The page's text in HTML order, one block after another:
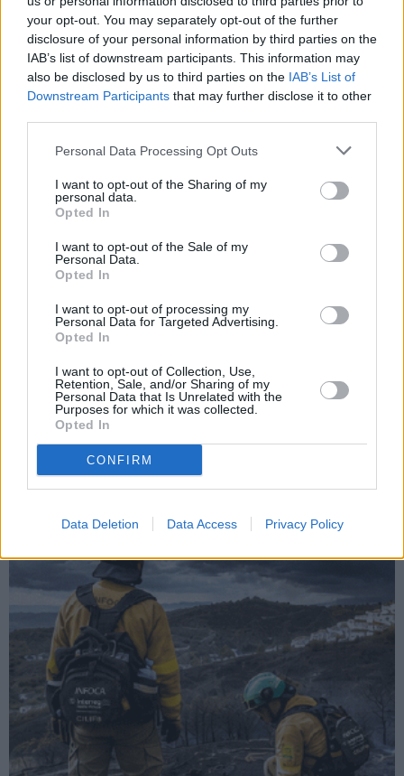
your opt-out. You may separately opt-out of the further
disclosure of your personal information by third parties on the
IAB’s list of downstream participants. This information may
also be disclosed by us to third parties on the IAB’s List of
Downstream Participants that may further disclose it to other
Personal Data Processing Opt Outs
I want to opt-out of the Sharing of my
personal data.
Opted In
I want to opt-out of the Sale of my
Personal Data.
Opted In
I want to opt-out of processing my
Personal Data for Targeted Advertising.
Opted In
I want to opt-out of Collection, Use,
Retention, Sale, and/or Sharing of my
Personal Data that Is Unrelated with the
Purposes for which it was collected.
Opted In
CONFIRM
Data Deletion Data Access Privacy Policy